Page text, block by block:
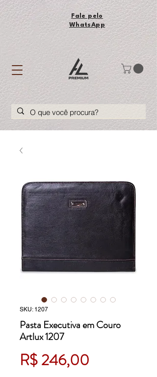
Fale pelo
WhatsApp
SKU: 1207
Pasta Executiva em Couro
Artlux 1207
R$ 246,00